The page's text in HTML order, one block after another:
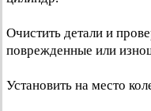
Очистить детали и
поврежденные или
Установить на место